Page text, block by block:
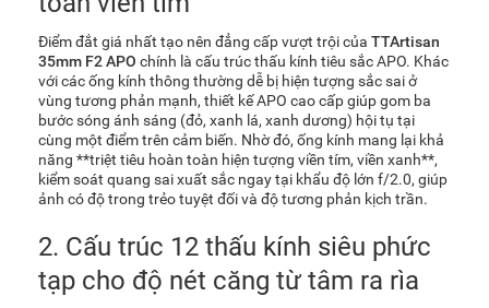
Điểm đắt giá nhất tạo nên đẳng cấp vượt trội của TTArtisan
35mm F2 APO chính là cấu trúc thấu kính tiêu sắc APO. Khác
với các ống kính thông thường dễ bị hiện tượng sắc sai ở
vùng tương phản mạnh, thiết kế APO cao cấp giúp gom ba
bước sóng ánh sáng (đỏ, xanh lá, xanh dương) hội tụ tại
cùng một điểm trên cảm biến. Nhờ đó, ống kính mang lại khả
năng **triệt tiêu hoàn toàn hiện tượng viền tím, viền xanh**,
kiểm soát quang sai xuất sắc ngay tại khẩu độ lớn f/2.0, giúp
ảnh có độ trong trẻo tuyệt đối và độ tương phản kịch trần.
2. Cấu trúc 12 thấu kính siêu phức
tạp cho độ nét căng từ tâm ra rìa